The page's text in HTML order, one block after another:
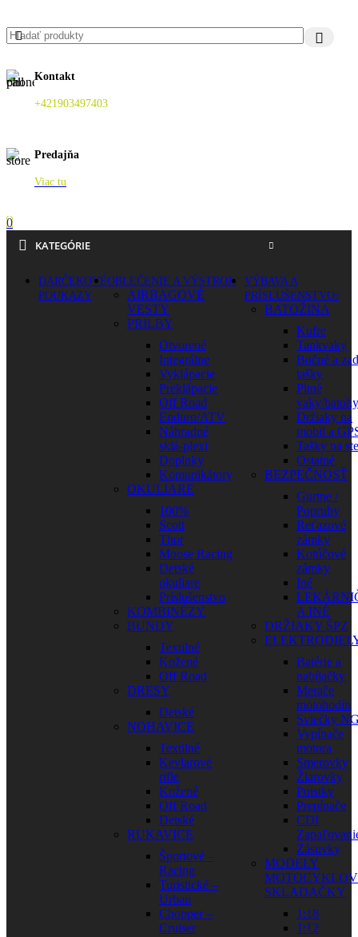
Kontakt
+421903497403
Predajňa
Viac tu
0
KATEGÓRIE
DARČEKOVÉ
POUKAZY
OBLEČENIE A VÝSTROJ
AIRBAGOVÉ
VESTY
PRILBY
Otvorené
Integrálne
Vyklápacie
Preklápacie
Off Road
Enduro/ATV
Náhradné
sklá-plexi
Doplnky
Komunikátory
OKULIARE
100%
Scott
Thor
Moose Racing
Detské
okuliare
Príslušenstvo
KOMBINÉZY
BUNDY
Textilné
Kožené
Off Road
DRESY
Detské
NOHAVICE
Textilné
Kevlarové
rifle
Kožené
Off Road
Detské
RUKAVICE
Športové –
Racing
Turistické –
Urban
Chopper –
Cruiser
VÝBAVA A
PRÍSLUŠENSTVO
BATOŽINA
Kufre
Tankvaky
Bočné a
tašky
Pitné
vaky/batohy
Držiaky na
mobil a
Tašky na
Ostatné
BEZPEČNOSŤ
Gurtne /
Popruhy
Reťazové
zámky
Kotúčové
zámky
Iné
A INÉ
DRŽIAKY ŠPZ
Batérie a
nabíjačky
Merače
motohodín
Sviečky
Vypínače
motora
Smerovky
Žiarovky
Poistky
Prepínače
CDI
Zásuvky
MODELY
SKLADAČKY
1:18
1:12